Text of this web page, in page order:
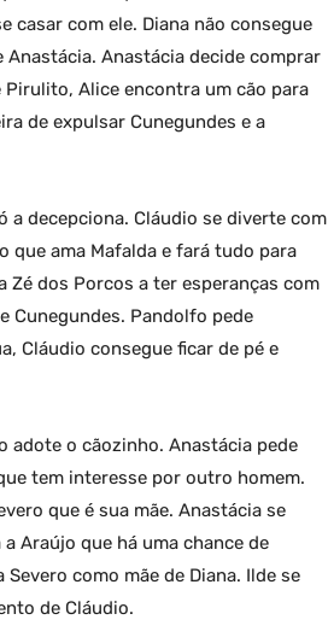
casar com ele. Diana não consegue
Anastácia decide comprar
Pirulito, Alice encontra um cão para
de expulsar Cunegundes e a
a decepciona. Cláudio se diverte com
que ama Mafalda e fará tudo para
Zé dos Porcos a ter esperanças com
Cunegundes. Pandolfo pede
Cláudio consegue ficar de pé e
adote o cãozinho. Anastácia pede
tem interesse por outro homem.
que é sua mãe. Anastácia se
Araújo que há uma chance de
como mãe de Diana. Ilde se
de Cláudio.